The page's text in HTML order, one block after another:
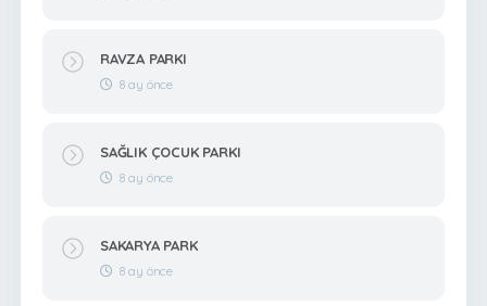
RAVZA PARKI
8 ay önce
SAĞLIK ÇOCUK PARKI
8 ay önce
SAKARYA PARK
8 ay önce